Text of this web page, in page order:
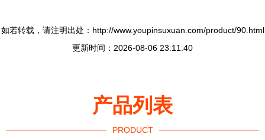
如若转载，请注明出处：http://www.youpinsuxuan.com/product/90.html
更新时间：2026-08-06 23:11:40
产品列表
PRODUCT